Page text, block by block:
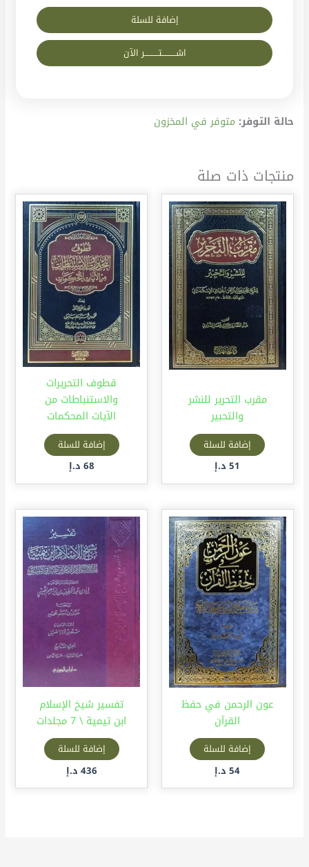
حالة التوفر: متوفر في المخزون
إضافة للسلة
اشــــــــــتــــــــــر الآن
منتجات ذات صلة
مقرب التحرير للنشر
والتحبير
إضافة للسلة
51 د.إ
قطوف التحريرات
والاستنباطات من
الآيات المحكمات
إضافة للسلة
68 د.إ
عون الرحمن في حفظ
القرآن
إضافة للسلة
54 د.إ
تفسير شيخ الإسلام
ابن تيمية \ 7 مجلدات
إضافة للسلة
436 د.إ